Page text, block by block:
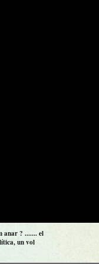
anar ? ....... el
un vol